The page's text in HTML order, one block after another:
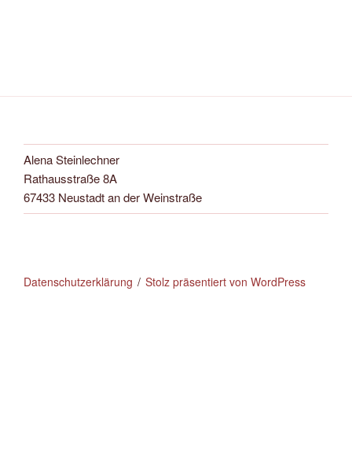
Alena Steinlechner
Rathausstraße 8A
67433 Neustadt an der Weinstraße
Datenschutzerklärung Stolz präsentiert von WordPress